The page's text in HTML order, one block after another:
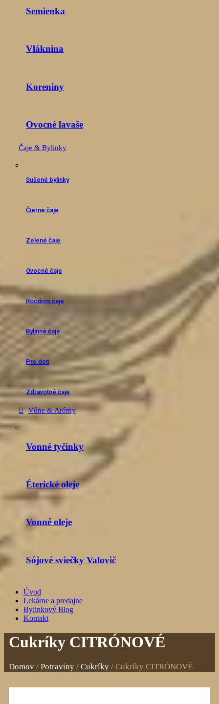
Semienka
Vláknina
Koreniny
Ovocné lavaše
Čaje & Bylinky
Sušené bylinky
Čierne čaje
Zelené čaje
Ovocné čaje
Rooibos čaje
Bylinné čaje
Pre deti
Zdravotné čaje
Vône & Arómy
Vonné tyčinky
Éterické oleje
Vonné oleje
Sójové sviečky Valovič
Úvod
Lekárne a predajne
Bylinkový Blog
Kontakt
Cukríky CITRÓNOVÉ
Domov / Potraviny / Cukríky / Cukríky CITRÓNOVÉ